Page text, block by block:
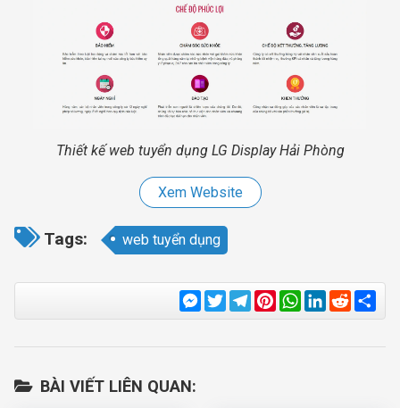
Thiết kế web tuyển dụng LG Display Hải Phòng
Xem Website
Tags: web tuyển dụng
Messenger
TwitterTelegram
Pinterest
WhatsApp
LinkedIn
Reddit
BÀI VIẾT LIÊN QUAN: